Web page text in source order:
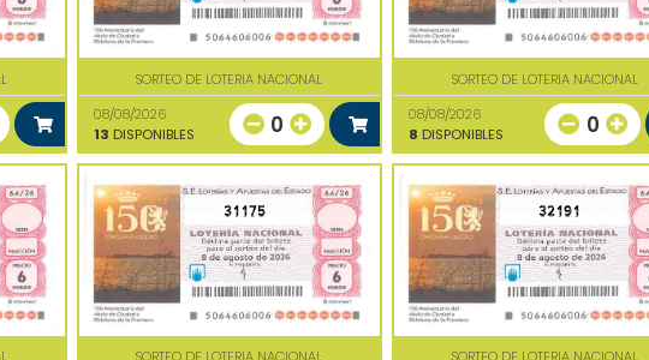
SORTEO DE LOTERIA NACIONAL
08/08/2026
13 DISPONIBLES 0
SORTEO DE LOTERIA NACIONAL
08/08/2026
8 DISPONIBLES 0
31175 32191